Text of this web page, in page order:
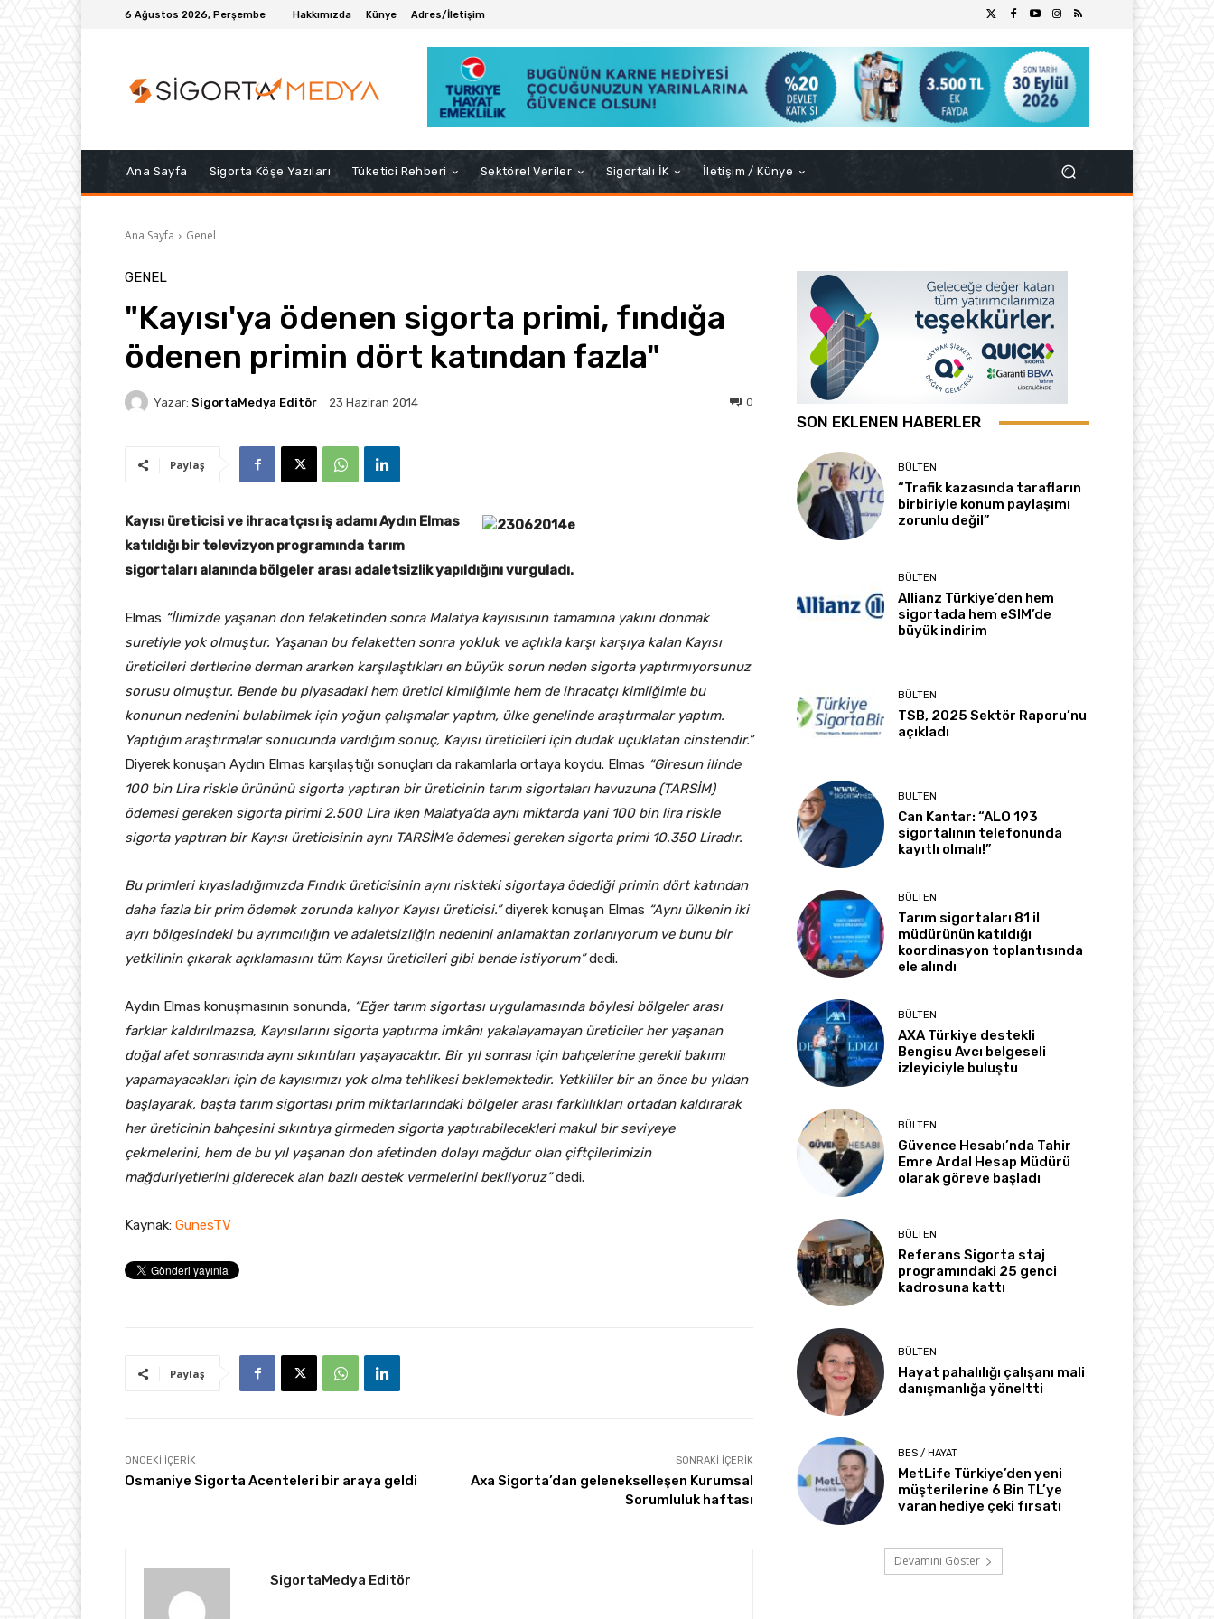
6 Ağustos 2026, Perşembe Hakkımızda Künye Adres/İletişim
Ana Sayfa Sigorta Köşe Yazıları Tüketici Rehberi Sektörel Veriler Sigortalı İK İletişim / Künye
Ana Sayfa Genel
GENEL
"Kayısı'ya ödenen sigorta primi, fındığa
ödenen primin dört katından fazla"
Yazar: SigortaMedya Editör 23 Haziran 2014 0
Paylaş
Kayısı üreticisi ve ihracatçısı iş adamı Aydın Elmas
katıldığı bir televizyon programında tarım
sigortaları alanında bölgeler arası adaletsizlik yapıldığını vurguladı.
Elmas “İlimizde yaşanan don felaketinden sonra Malatya kayısısının tamamına yakını donmak
suretiyle yok olmuştur. Yaşanan bu felaketten sonra yokluk ve açlıkla karşı karşıya kalan Kayısı
üreticileri dertlerine derman ararken karşılaştıkları en büyük sorun neden sigorta yaptırmıyorsunuz
sorusu olmuştur. Bende bu piyasadaki hem üretici kimliğimle hem de ihracatçı kimliğimle bu
konunun nedenini bulabilmek için yoğun çalışmalar yaptım, ülke genelinde araştırmalar yaptım.
Yaptığım araştırmalar sonucunda vardığım sonuç, Kayısı üreticileri için dudak uçuklatan cinstendir.”
Diyerek konuşan Aydın Elmas karşılaştığı sonuçları da rakamlarla ortaya koydu. Elmas “Giresun ilinde
100 bin Lira riskle ürününü sigorta yaptıran bir üreticinin tarım sigortaları havuzuna (TARSİM)
ödemesi gereken sigorta pirimi 2.500 Lira iken Malatya’da aynı miktarda yani 100 bin lira riskle
sigorta yaptıran bir Kayısı üreticisinin aynı TARSİM’e ödemesi gereken sigorta primi 10.350 Liradır.
Bu primleri kıyasladığımızda Fındık üreticisinin aynı riskteki sigortaya ödediği primin dört katından
daha fazla bir prim ödemek zorunda kalıyor Kayısı üreticisi.”diyerek konuşan Elmas “Aynı ülkenin iki
ayrı bölgesindeki bu ayrımcılığın ve adaletsizliğin nedenini anlamaktan zorlanıyorum ve bunu bir
yetkilinin çıkarak açıklamasını tüm Kayısı üreticileri gibi bende istiyorum”dedi.
Aydın Elmas konuşmasının sonunda, “Eğer tarım sigortası uygulamasında böylesi bölgeler arası
farklar kaldırılmazsa, Kayısılarını sigorta yaptırma imkânı yakalayamayan üreticiler her yaşanan
doğal afet sonrasında aynı sıkıntıları yaşayacaktır. Bir yıl sonrası için bahçelerine gerekli bakımı
yapamayacakları için de kayısımızı yok olma tehlikesi beklemektedir. Yetkililer bir an önce bu yıldan
başlayarak, başta tarım sigortası prim miktarlarındaki bölgeler arası farklılıkları ortadan kaldırarak
her üreticinin bahçesini sıkıntıya girmeden sigorta yaptırabilecekleri makul bir seviyeye
çekmelerini, hem de bu yıl yaşanan don afetinden dolayı mağdur olan çiftçilerimizin
mağduriyetlerini giderecek alan bazlı destek vermelerini bekliyoruz”dedi.
Kaynak: GunesTV
Paylaş
ÖNCEKI İÇERIK
Osmaniye Sigorta Acenteleri bir araya geldi
SONRAKI İÇERIK
Axa Sigorta’dan gelenekselleşen Kurumsal
Sorumluluk haftası
SigortaMedya Editör
SON EKLENEN HABERLER
BÜLTEN
“Trafik kazasında tarafların
birbiriyle konum paylaşımı
zorunlu değil”
BÜLTEN
Allianz Türkiye’den hem
sigortada hem eSIM’de
büyük indirim
BÜLTEN
TSB, 2025 Sektör Raporu’nu
açıkladı
BÜLTEN
Can Kantar: “ALO 193
sigortalının telefonunda
kayıtlı olmalı!”
BÜLTEN
Tarım sigortaları 81 il
müdürünün katıldığı
koordinasyon toplantısında
ele alındı
BÜLTEN
AXA Türkiye destekli
Bengisu Avcı belgeseli
izleyiciyle buluştu
BÜLTEN
Güvence Hesabı’nda Tahir
Emre Ardal Hesap Müdürü
olarak göreve başladı
BÜLTEN
Referans Sigorta staj
programındaki 25 genci
kadrosuna kattı
BÜLTEN
Hayat pahalılığı çalışanı mali
danışmanlığa yöneltti
BES / HAYAT
MetLife Türkiye’den yeni
müşterilerine 6 Bin TL’ye
varan hediye çeki fırsatı
Devamını Göster